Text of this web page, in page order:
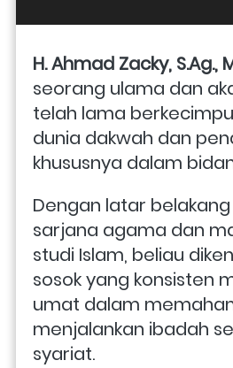
H. Ahmad Zacky, S.Ag.,
seorang ulama dan
telah lama
dunia dakwah dan
khususnya dalam
Dengan latar
sarjana agama dan
studi Islam, beliau
sosok yang konsisten
umat dalam
menjalankan ibadah
syariat.